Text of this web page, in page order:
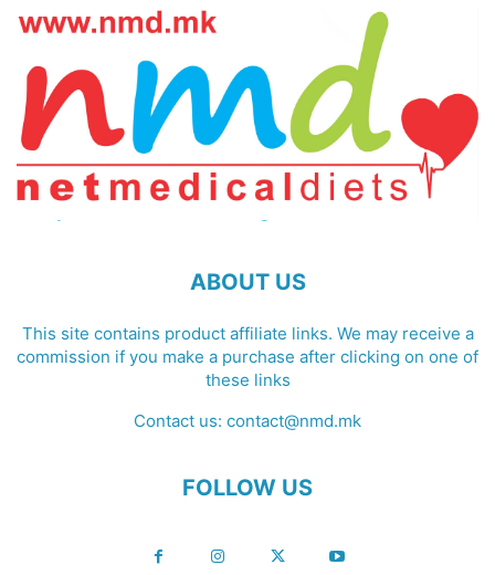
ABOUT US
This site contains product affiliate links. We may receive a
commission if you make a purchase after clicking on one of
these links
Contact us: contact@nmd.mk
FOLLOW US